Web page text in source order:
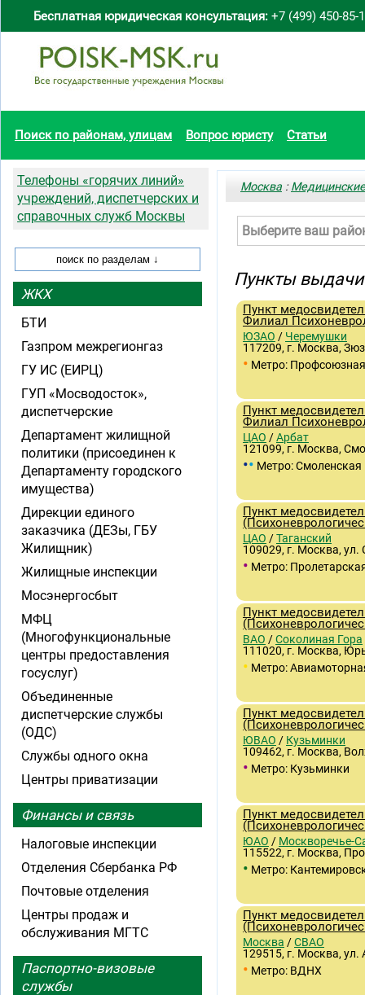
Бесплатная юридическая консультация: +7 (499) 450-85-
Поиск по районам, улицам Вопрос юристу Статьи
Москва :
Выберите ваш
Пункты
Пункт
Филиал
ЮЗАО / Черемушки
117209, г. Москва,
• Метро: Профсоюзная
Пункт
Филиал
ЦАО /Арбат
121099, г. Москва,
•• Метро: Смоленская
Пункт
ЦАО /Таганский
109029, г. Москва, ул.
• Метро:
Пункт
ВАО /Соколиная Гора
111020, г. Москва,
• Метро:
Пункт
ЮВАО / Кузьминки
109462, г. Москва,
• Метро: Кузьминки
Пункт
ЮАО / Москворечье-
115522, г. Москва,
• Метро:
Пункт
Москва /СВАО
129515, г. Москва, ул.
• Метро: ВДНХ
Телефоны «горячих линий»
учреждений, диспетчерских и
справочных служб Москвы
ЖКХ
БТИ
Газпром межрегионгаз
ГУ ИС (ЕИРЦ)
ГУП «Мосводосток»,
диспетчерские
Департамент жилищной
политики (присоединен к
Департаменту городского
имущества)
Дирекции единого
заказчика (ДЕЗы, ГБУ
Жилищник)
Жилищные инспекции
Мосэнергосбыт
МФЦ
(Многофункциональные
центры предоставления
госуслуг)
Объединенные
диспетчерские службы
(ОДС)
Службы одного окна
Центры приватизации
Финансы и связь
Налоговые инспекции
Отделения Сбербанка РФ
Почтовые отделения
Центры продаж и
обслуживания МГТС
Паспортно-визовые
службы